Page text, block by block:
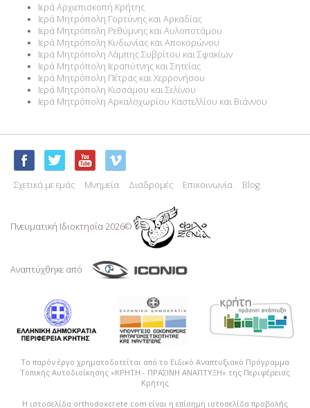
Ιερά Αρχιεπισκοπή Κρήτης
Ιερά Μητρόπολη Γορτύνης και Αρκαδίας
Ιερά Μητρόπολη Ρεθύμνης και Αυλοποτάμου
Ιερά Μητρόπολη Κυδωνίας και Αποκορώνου
Ιερά Μητρόπολη Λάμπης Συβρίτου και Σφακίων
Ιερά Μητρόπολη Ιεραπύτνης και Σητείας
Ιερά Μητρόπολη Πέτρας και Χερρονήσου
Ιερά Μητρόπολη Κισσάμου και Σελίνου
Ιερά Μητρόπολη Αρκαλοχωρίου Καστελλίου και Βιάννου
Σχετικά με εμάς Μνημεία Διαδρομές Επικοινωνία Blog
Πνευματική Ιδιoκτησία 2026©
Αναπτύχθηκε από
Το παρόν έργο χρηματοδοτείται από το Ειδικό Αναπτυξιακό Πρόγραμμα
Τοπικής Αυτοδιοίκησης «ΚΡΗΤΗ - ΠΡΑΣΙΝΗ ΑΝΑΠΤΥΞΗ» της Περιφέρειας
Κρήτης
Η ιστοσελίδα orthodoxcrete.com είναι η επίσημη ιστοσελίδα προβολής